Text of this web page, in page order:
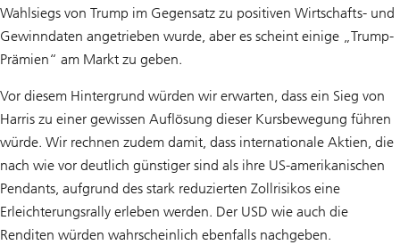
Wahlsiegs von Trump im Gegensatz zu positiven Wirtschafts- und
Gewinndaten angetrieben wurde, aber es scheint einige „Trump-
Prämien“ am Markt zu geben.
Vor diesem Hintergrund würden wir erwarten, dass ein Sieg von
Harris zu einer gewissen Auflösung dieser Kursbewegung führen
würde. Wir rechnen zudem damit, dass internationale Aktien, die
nach wie vor deutlich günstiger sind als ihre US-amerikanischen
Pendants, aufgrund des stark reduzierten Zollrisikos eine
Erleichterungsrally erleben werden. Der USD wie auch die
Renditen würden wahrscheinlich ebenfalls nachgeben.